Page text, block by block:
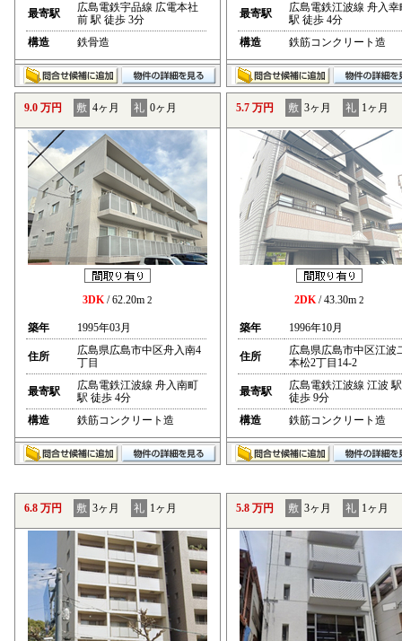
最寄駅
広島電鉄宇品線 広電本社
前 駅 徒歩 3分
構造
鉄骨造
最寄駅
広島電鉄江波線 舟入幸
駅 徒歩 4分
構造
鉄筋コンクリート造
9.0 万円 敷 4ヶ月 礼 0ヶ月
3DK/ 62.20m 2
築年 1995年03月
住所
広島県広島市中区舟入南4
丁目
最寄駅
広島電鉄江波線 舟入南町
駅 徒歩 4分
構造
鉄筋コンクリート造
5.7 万円 敷 3ヶ月 礼 1ヶ月
2DK/ 43.30m 2
築年 1996年10月
住所
広島県広島市中区江波
本松2丁目14-2
最寄駅
広島電鉄江波線 江波 駅
徒歩 9分
構造
鉄筋コンクリート造
6.8 万円 敷 3ヶ月 礼 1ヶ月 5.8 万円 敷 3ヶ月 礼 1ヶ月